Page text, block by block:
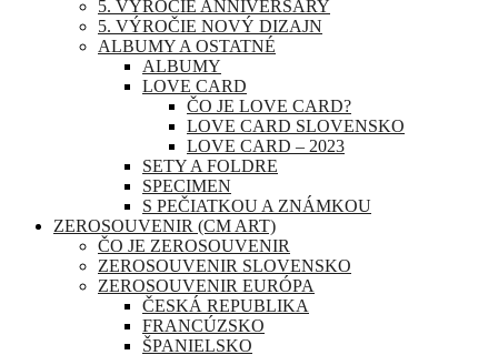
5. VÝROČIE ANNIVERSARY
5. VÝROČIE NOVÝ DIZAJN
ALBUMY A OSTATNÉ
ALBUMY
LOVE CARD
ČO JE LOVE CARD?
LOVE CARD SLOVENSKO
LOVE CARD – 2023
SETY A FOLDRE
SPECIMEN
S PEČIATKOU A ZNÁMKOU
ZEROSOUVENIR (CM ART)
ČO JE ZEROSOUVENIR
ZEROSOUVENIR SLOVENSKO
ZEROSOUVENIR EURÓPA
ČESKÁ REPUBLIKA
FRANCÚZSKO
ŠPANIELSKO